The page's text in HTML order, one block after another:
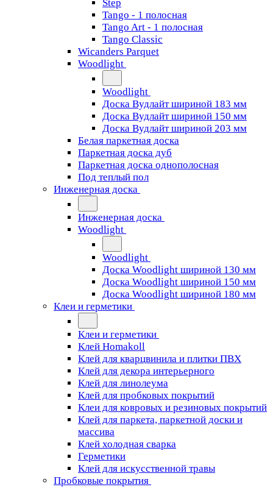
Step
Tango - 1 полосная
Tango Art - 1 полосная
Tango Classiс
Wicanders Parquet
Woodlight
Woodlight
Доска Вудлайт шириной 183 мм
Доска Вудлайт шириной 150 мм
Доска Вудлайт шириной 203 мм
Белая паркетная доска
Паркетная доска дуб
Паркетная доска однополосная
Под теплый пол
Инженерная доска
Инженерная доска
Woodlight
Woodlight
Доска Woodlight шириной 130 мм
Доска Woodlight шириной 150 мм
Доска Woodlight шириной 180 мм
Клеи и герметики
Клеи и герметики
Клей Homakoll
Клей для кварцвинила и плитки ПВХ
Клей для декора интерьерного
Клей для линолеума
Клей для пробковых покрытий
Клеи для ковровых и резиновых покрытий
Клей для паркета, паркетной доски и
массива
Клей холодная сварка
Герметики
Клей для искусственной травы
Пробковые покрытия